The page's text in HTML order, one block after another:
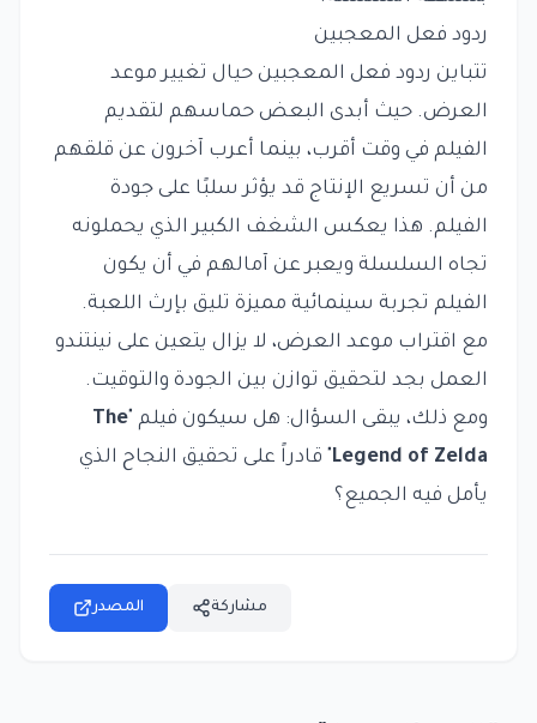
ردود فعل المعجبين
تتباين ردود فعل المعجبين حيال تغيير موعد
العرض. حيث أبدى البعض حماسهم لتقديم
الفيلم في وقت أقرب، بينما أعرب آخرون عن قلقهم
من أن تسريع الإنتاج قد يؤثر سلبًا على جودة
الفيلم. هذا يعكس الشغف الكبير الذي يحملونه
تجاه السلسلة ويعبر عن آمالهم في أن يكون
الفيلم تجربة سينمائية مميزة تليق بإرث اللعبة.
مع اقتراب موعد العرض، لا يزال يتعين على نينتندو
العمل بجد لتحقيق توازن بين الجودة والتوقيت.
ومع ذلك، يبقى السؤال: هل سيكون فيلم "The
Legend of Zelda" قادراً على تحقيق النجاح الذي
يأمل فيه الجميع؟
المصدر مشاركة